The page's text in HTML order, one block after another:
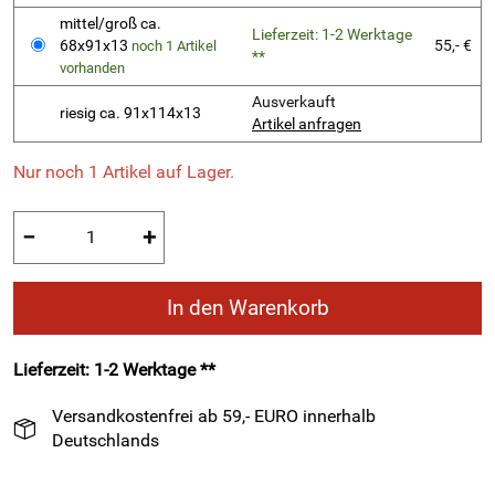
mittel/groß ca.
68x91x13 noch 1 Artikel
vorhanden
Lieferzeit: 1-2 Werktage
**
55,- €
riesig ca. 91x114x13
Ausverkauft
Artikel anfragen
Nur noch 1 Artikel auf Lager.
− +
In den Warenkorb
Lieferzeit: 1-2 Werktage **
Versandkostenfrei ab 59,- EURO innerhalb
Deutschlands